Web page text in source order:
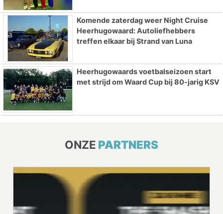
Komende zaterdag weer Night Cruise
Heerhugowaard: Autoliefhebbers
treffen elkaar bij Strand van Luna
Heerhugowaards voetbalseizoen start
met strijd om Waard Cup bij 80-jarig KSV
ONZE PARTNERS